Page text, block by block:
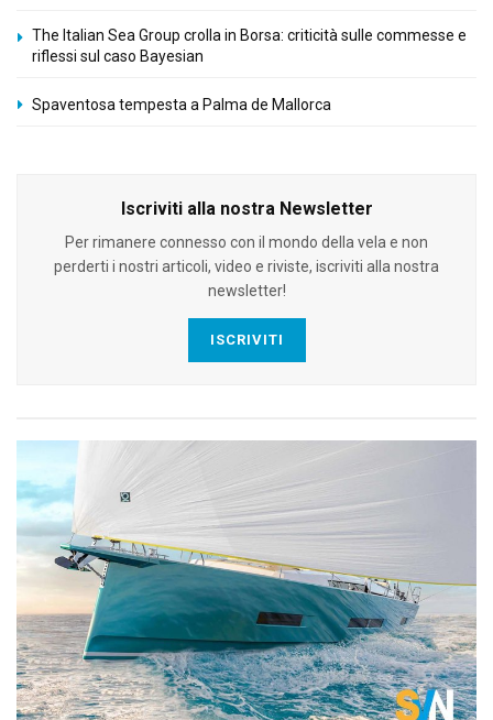
The Italian Sea Group crolla in Borsa: criticità sulle commesse e
riflessi sul caso Bayesian
Spaventosa tempesta a Palma de Mallorca
Iscriviti alla nostra Newsletter
Per rimanere connesso con il mondo della vela e non
perderti i nostri articoli, video e riviste, iscriviti alla nostra
newsletter!
ISCRIVITI